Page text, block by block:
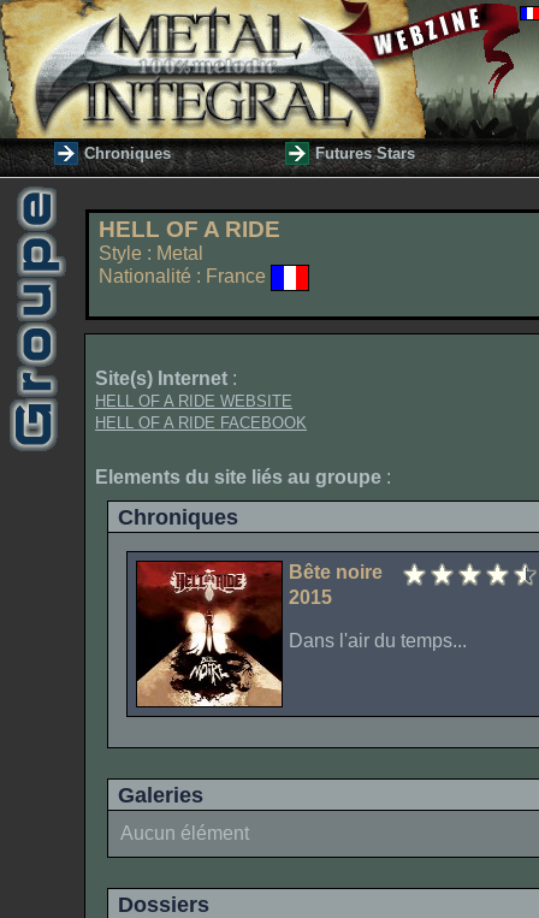
Chroniques Futures Stars
HELL OF A RIDE
Style : Metal
Nationalité : France
Site(s) Internet :
HELL OF A RIDE WEBSITE
HELL OF A RIDE FACEBOOK
Elements du site liés au groupe :
Chroniques
Bête noire
2015
Dans l'air du temps...
Galeries
Aucun élément
Dossiers